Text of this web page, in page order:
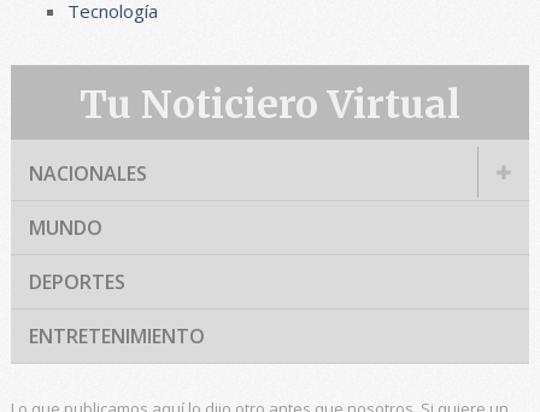
Tecnología
Tu Noticiero Virtual
NACIONALES
MUNDO
DEPORTES
ENTRETENIMIENTO